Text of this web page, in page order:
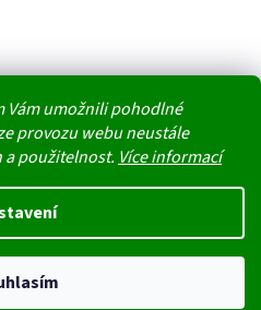
Vám umožnili pohodlné
provozu webu neustále
a použitelnost. Více informací
dnech jako dopravu doručovací
teploty k maximu a
NÁS. Všechna práva